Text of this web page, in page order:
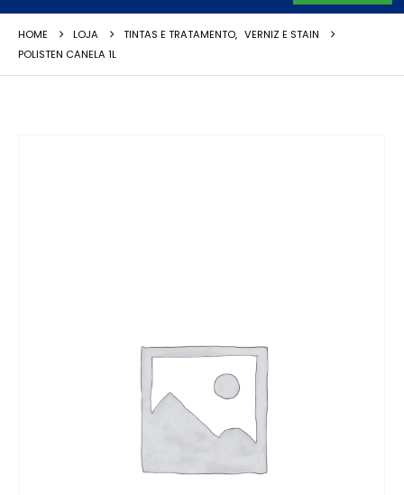
HOME LOJA TINTAS E TRATAMENTO, VERNIZ E STAIN
POLISTEN CANELA 1L